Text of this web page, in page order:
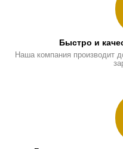
Быстро и
Наша компания производит